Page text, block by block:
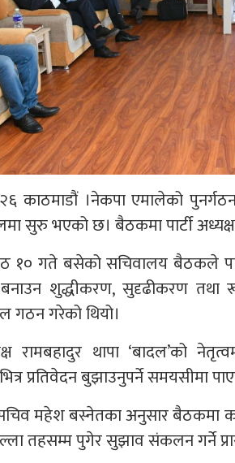
काठमाडौं ।नेकपा एमालेको
सुरु भएको छ। बैठकमा पार्टी
१० गते बसेको सचिवालय बैठकले
शुद्धीकरण, सुदृढीकरण तथा
गठन गरेको थियो।
रामबहादुर थापा ‘बादल’को
प्रतिवेदन बुझाउनुपर्ने समयसीमा
सचिव महेश बस्नेतका अनुसार बैठकमा
तहसम्म पुगेर सुझाव संकलन गर्ने